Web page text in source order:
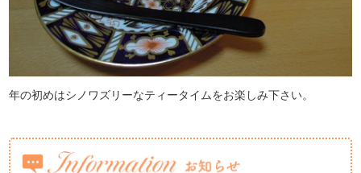
年の初めはシノワズリーなティータイムをお楽しみ下さい。